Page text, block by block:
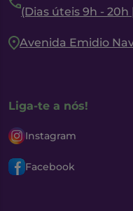
(Dias úteis 9h - 20h
Avenida Emidio
Liga-te a nós!
Instagram
Facebook